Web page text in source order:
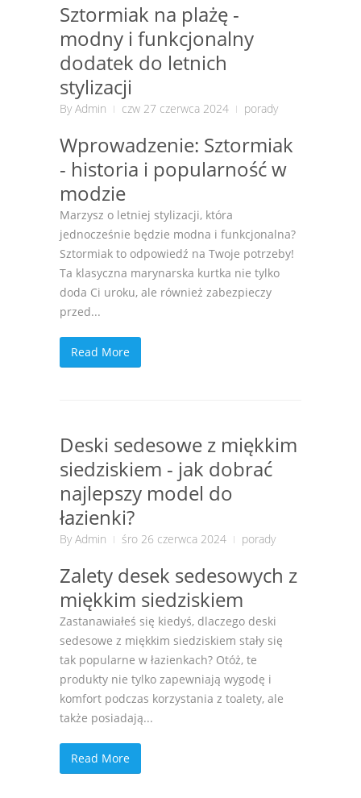
Sztormiak na plażę -
modny i funkcjonalny
dodatek do letnich
stylizacji
ByAdmin czw 27 czerwca 2024 porady
Wprowadzenie: Sztormiak
- historia i popularność w
modzie
Marzysz o letniej stylizacji, która
jednocześnie będzie modna i funkcjonalna?
Sztormiak to odpowiedź na Twoje potrzeby!
Ta klasyczna marynarska kurtka nie tylko
doda Ci uroku, ale również zabezpieczy
przed...
Read More
Deski sedesowe z miękkim
siedziskiem - jak dobrać
najlepszy model do
łazienki?
ByAdmin śro 26 czerwca 2024 porady
Zalety desek sedesowych z
miękkim siedziskiem
Zastanawiałeś się kiedyś, dlaczego deski
sedesowe z miękkim siedziskiem stały się
tak popularne w łazienkach? Otóż, te
produkty nie tylko zapewniają wygodę i
komfort podczas korzystania z toalety, ale
także posiadają...
Read More